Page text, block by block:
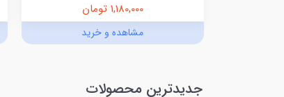
1,180,000 تومان
مشاهده و خرید
جدیدترین محصولات